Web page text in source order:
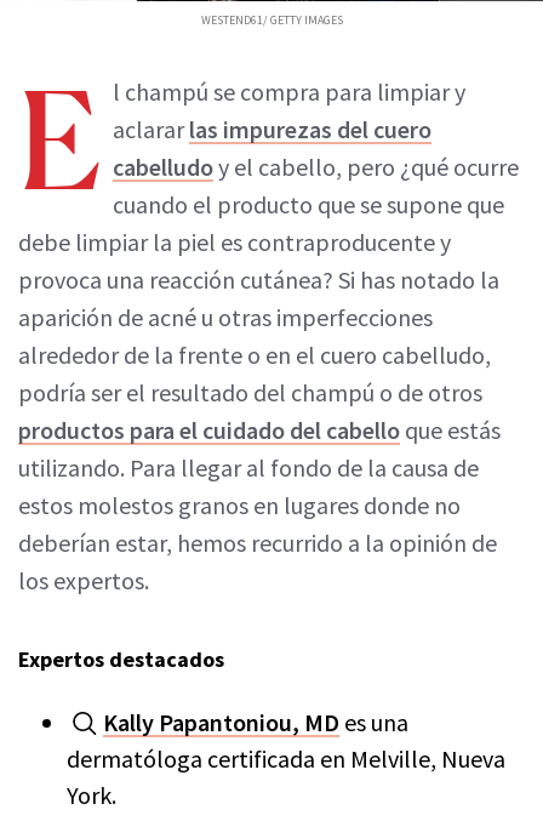
WESTEND61/ GETTY IMAGES
E l champú se compra para limpiar y
aclararlas impurezas del cuero
cabelludoy el cabello, pero ¿qué ocurre
cuando el producto que se supone que
debe limpiar la piel es contraproducente y
provoca una reacción cutánea? Si has notado la
aparición de acné u otras imperfecciones
alrededor de la frente o en el cuero cabelludo,
podría ser el resultado del champú o de otros
productos para el cuidado del cabello que estás
utilizando. Para llegar al fondo de la causa de
estos molestos granos en lugares donde no
deberían estar, hemos recurrido a la opinión de
los expertos.
Expertos destacados
Kally Papantoniou, MD es una
dermatóloga certificada en Melville, Nueva
York.